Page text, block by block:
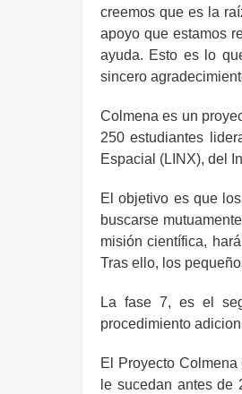
creemos que es la
apoyo que estamos
ayuda. Esto es lo
sincero
Colmena es un
250 estudiantes
Espacial (LINX), del
El objetivo es que
buscarse
misión científica,
Tras ello, los
La fase 7, es el
procedimiento
El Proyecto
le sucedan antes de